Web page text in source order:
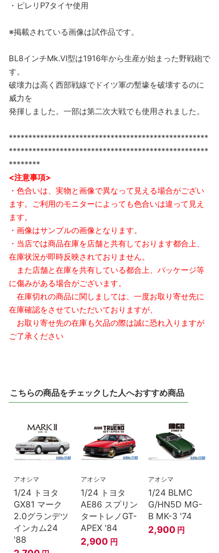
・ピレリP7タイヤ使用
※掲載されている画像は試作品です。
BL8インチMk.VI型は1916年から生産が始まった野戦砲で
す。
破壊力は高く西部戦線でドイツ軍の塹壕を破壊するのに
威力を
発揮しました。一部は第二次大戦でも使用されました。
***************************************************
***************************************************
********
<注意事項>
・色合いは、実物と画像で異なって見える場合がござい
ます。ご利用のモニターによっても色合いは違って見え
ます。
・画像はサンプルの画像となります。
・当店では商品在庫を店舗と共有しております都合上、
在庫状況が即時反映されておりません。
また店舗と在庫を共有している都合上、パッケージ等
に傷みがある場合がございます。
在庫切れの商品に関しましては、一度お取り寄せ先に
在庫確認をさせていただいておりますが、
お取り寄せ先の在庫も欠品の際は誠に恐れ入りますが
ご了承ください
こちらの商品をチェックした人へおすすめ商品
アオシマ
1/24 トヨタ
GX81 マーク
2.0グランデツ
インカム24
'88
アオシマ
1/24 トヨタ
AE86 スプリン
タートレノGT-
APEX '84
2,900 円
アオシマ
1/24 BLMC
G/HN5D MG-
B MK-3 '74
2,900 円